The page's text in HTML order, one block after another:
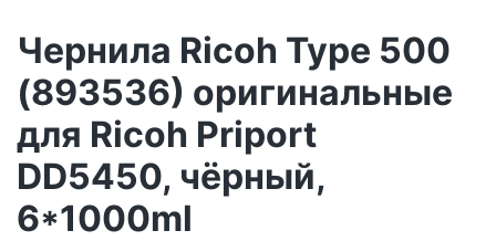
Чернила Ricoh Type 500
(893536) оригинальные
для Ricoh Priport
DD5450, чёрный,
6*1000ml